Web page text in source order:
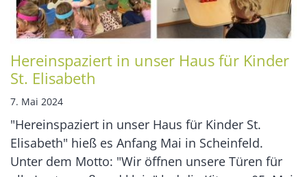
Hereinspaziert in unser Haus für Kinder
St. Elisabeth
7. Mai 2024
"Hereinspaziert in unser Haus für Kinder St.
Elisabeth" hieß es Anfang Mai in Scheinfeld.
Unter dem Motto: "Wir öffnen unsere Türen für